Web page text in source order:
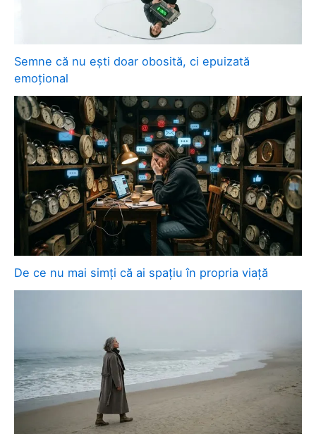
Semne că nu ești doar obosită, ci epuizată
emoțional
De ce nu mai simți că ai spațiu în propria viață